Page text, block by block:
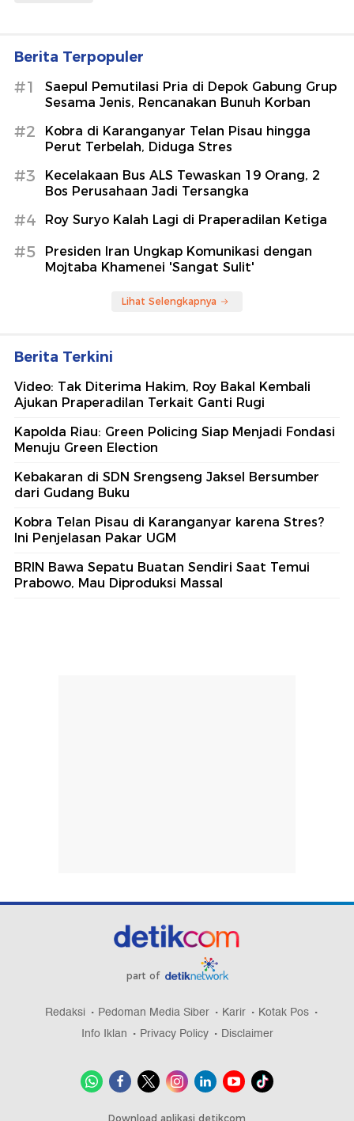
Berita Terpopuler
#1
Saepul Pemutilasi Pria di Depok Gabung Grup
Sesama Jenis, Rencanakan Bunuh Korban
#2
Kobra di Karanganyar Telan Pisau hingga
Perut Terbelah, Diduga Stres
#3
Kecelakaan Bus ALS Tewaskan 19 Orang, 2
Bos Perusahaan Jadi Tersangka
#4 Roy Suryo Kalah Lagi di Praperadilan Ketiga
#5
Presiden Iran Ungkap Komunikasi dengan
Mojtaba Khamenei 'Sangat Sulit'
Lihat Selengkapnya
Berita Terkini
Video: Tak Diterima Hakim, Roy Bakal Kembali
Ajukan Praperadilan Terkait Ganti Rugi
Kapolda Riau: Green Policing Siap Menjadi Fondasi
Menuju Green Election
Kebakaran di SDN Srengseng Jaksel Bersumber
dari Gudang Buku
Kobra Telan Pisau di Karanganyar karena Stres?
Ini Penjelasan Pakar UGM
BRIN Bawa Sepatu Buatan Sendiri Saat Temui
Prabowo, Mau Diproduksi Massal
part of
Redaksi Pedoman Media Siber Karir
Kotak Pos
Info Iklan
Privacy Policy Disclaimer
Download aplikasi detikcom